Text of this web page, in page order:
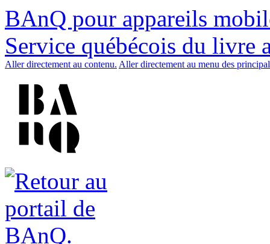
BAnQ pour appareils
Service québécois du livre
Aller directement au contenu. Aller directement au menu des